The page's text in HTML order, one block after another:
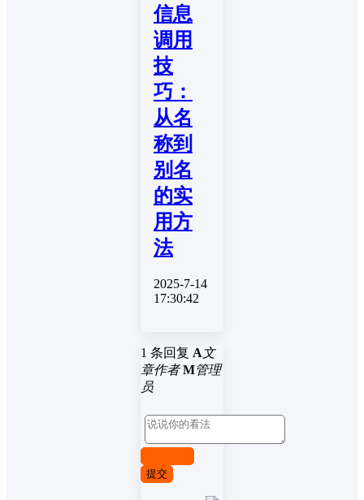
信息
调用
技
巧：
从名
称到
别名
的实
用方
法
2025-7-14
17:30:42
1 条回复 A文
章作者 M管理
员
提交